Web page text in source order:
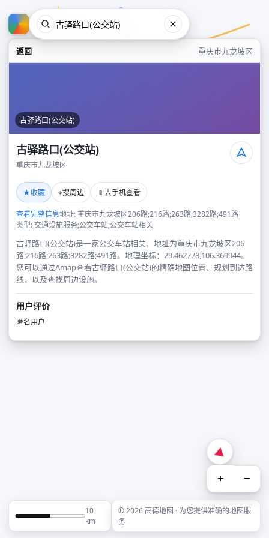
返回 重庆市九龙坡区
古驿路口(公交站)
古驿路口(公交站)
重庆市九龙坡区
★收藏 ⌖搜周边 📱 去手机查看
查看完整信息地址: 重庆市九龙坡区206路;216路;263路;3282路;491路
类型: 交通设施服务;公交车站;公交车站相关
古驿路口(公交站)是一家公交车站相关，地址为重庆市九龙坡区206
路;216路;263路;3282路;491路。地理坐标：29.462778,106.369944。
您可以通过Amap查看古驿路口(公交站)的精确地图位置、规划到达路
线，以及查找周边设施。
用户评价
匿名用户
+ −
10
km
© 2026 高德地图 · 为您提供准确的地图服
务